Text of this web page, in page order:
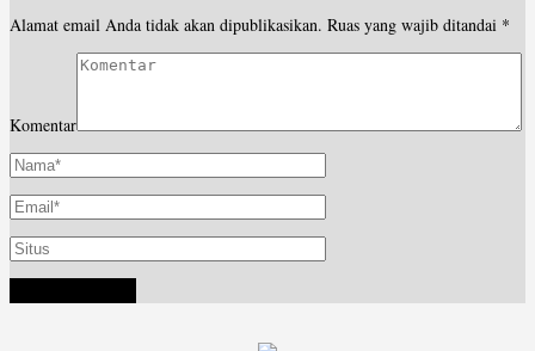
Alamat email Anda tidak akan dipublikasikan. Ruas yang wajib ditandai *
Komentar